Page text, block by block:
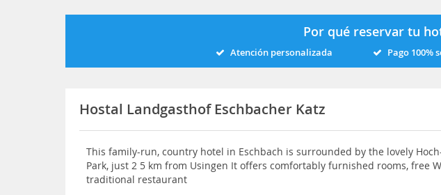
Por qué reservar tu
Atención personalizada Pago 100%
Hostal Landgasthof Eschbacher Katz
This family-run, country hotel in Eschbach is surrounded by the lovely
Park, just 2 5 km from Usingen It offers comfortably furnished rooms, free
traditional restaurant